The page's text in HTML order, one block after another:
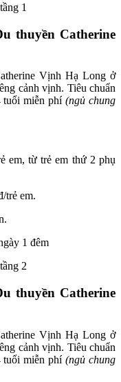
1
thuyền Catherine
Vịnh Hạ Long ở
cảnh vịnh. Tiêu chuẩn
tuổi miễn phí(ngủ chung
em, từ trẻ em thứ 2 phụ
trẻ em.
2
thuyền Catherine
Vịnh Hạ Long ở
cảnh vịnh. Tiêu chuẩn
tuổi miễn phí(ngủ chung